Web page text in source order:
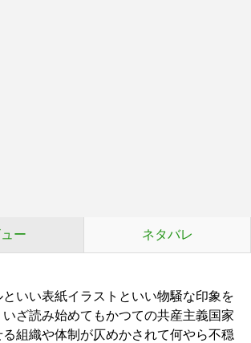
ー ネタバレ
といい表紙イラストといい物騒な印象を
いざ読み始めてもかつての共産主義国家
る組織や体制が仄めかされて何やら不穏